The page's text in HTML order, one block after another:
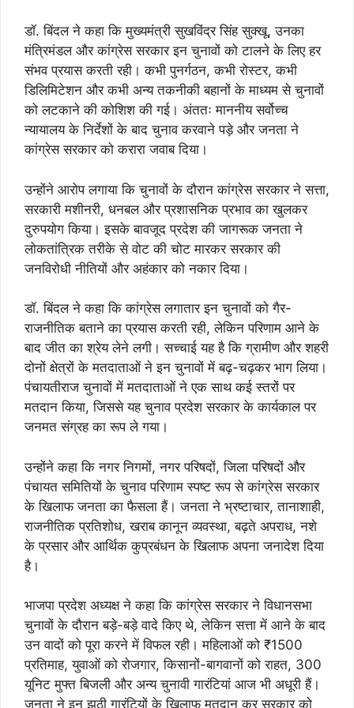
डॉ. बिंदल ने कहा कि मुख्यमंत्री सुखविंद्र सिंह सुक्खू, उनका
मंत्रिमंडल और कांग्रेस सरकार इन चुनावों को टालने के लिए हर
संभव प्रयास करती रही। कभी पुनर्गठन, कभी रोस्टर, कभी
डिलिमिटेशन और कभी अन्य तकनीकी बहानों के माध्यम से चुनावों
को लटकाने की कोशिश की गई। अंततः माननीय सर्वोच्च
न्यायालय के निर्देशों के बाद चुनाव करवाने पड़े और जनता ने
कांग्रेस सरकार को करारा जवाब दिया।
उन्होंने आरोप लगाया कि चुनावों के दौरान कांग्रेस सरकार ने सत्ता,
सरकारी मशीनरी, धनबल और प्रशासनिक प्रभाव का खुलकर
दुरुपयोग किया। इसके बावजूद प्रदेश की जागरूक जनता ने
लोकतांत्रिक तरीके से वोट की चोट मारकर सरकार की
जनविरोधी नीतियों और अहंकार को नकार दिया।
डॉ. बिंदल ने कहा कि कांग्रेस लगातार इन चुनावों को गैर-
राजनीतिक बताने का प्रयास करती रही, लेकिन परिणाम आने के
बाद जीत का श्रेय लेने लगी। सच्चाई यह है कि ग्रामीण और शहरी
दोनों क्षेत्रों के मतदाताओं ने इन चुनावों में बढ़-चढ़कर भाग लिया।
पंचायतीराज चुनावों में मतदाताओं ने एक साथ कई स्तरों पर
मतदान किया, जिससे यह चुनाव प्रदेश सरकार के कार्यकाल पर
जनमत संग्रह का रूप ले गया।
उन्होंने कहा कि नगर निगमों, नगर परिषदों, जिला परिषदों और
पंचायत समितियों के चुनाव परिणाम स्पष्ट रूप से कांग्रेस सरकार
के खिलाफ जनता का फैसला हैं। जनता ने भ्रष्टाचार, तानाशाही,
राजनीतिक प्रतिशोध, खराब कानून व्यवस्था, बढ़ते अपराध, नशे
के प्रसार और आर्थिक कुप्रबंधन के खिलाफ अपना जनादेश दिया
है।
भाजपा प्रदेश अध्यक्ष ने कहा कि कांग्रेस सरकार ने विधानसभा
चुनावों के दौरान बड़े-बड़े वादे किए थे, लेकिन सत्ता में आने के बाद
उन वादों को पूरा करने में विफल रही। महिलाओं को ₹1500
प्रतिमाह, युवाओं को रोजगार, किसानों-बागवानों को राहत, 300
यूनिट मुफ्त बिजली और अन्य चुनावी गारंटियां आज भी अधूरी हैं।
जनता ने इन झूठी गारंटियों के खिलाफ मतदान कर सरकार को